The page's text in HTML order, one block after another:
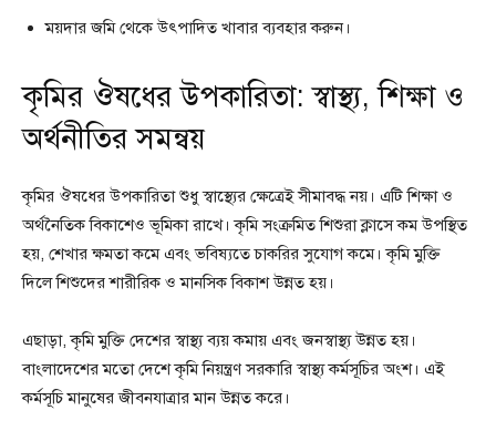
ময়দার জমি থেকে উৎপাদিত খাবার ব্যবহার করুন।
কৃমির ঔষধের উপকারিতা: স্বাস্থ্য, শিক্ষা ও
অর্থনীতির সমন্বয়
কৃমির ঔষধের উপকারিতা শুধু স্বাস্থ্যের ক্ষেত্রেই সীমাবদ্ধ নয়। এটি শিক্ষা ও
অর্থনৈতিক বিকাশেও ভূমিকা রাখে। কৃমি সংক্রমিত শিশুরা ক্লাসে কম উপস্থিত
হয়, শেখার ক্ষমতা কমে এবং ভবিষ্যতে চাকরির সুযোগ কমে। কৃমি মুক্তি
দিলে শিশুদের শারীরিক ও মানসিক বিকাশ উন্নত হয়।
এছাড়া, কৃমি মুক্তি দেশের স্বাস্থ্য ব্যয় কমায় এবং জনস্বাস্থ্য উন্নত হয়।
বাংলাদেশের মতো দেশে কৃমি নিয়ন্ত্রণ সরকারি স্বাস্থ্য কর্মসূচির অংশ। এই
কর্মসূচি মানুষের জীবনযাত্রার মান উন্নত করে।